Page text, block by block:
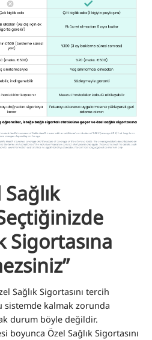
Sigortasına
Sağlık Sigortasını tercih
kalmak zorunda
durum böyle değildir.
boyunca Özel Sağlık Sigortasını